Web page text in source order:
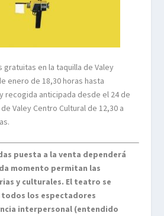
gratuitas en la taquilla de Valey
enero de 18,30horas hasta
recogida anticipada desde el 24 de
Valey Centro Cultural de 12,30 a
puesta a la venta dependerá
momento permitan las
y culturales. El teatro se
los espectadores
interpersonal (entendido